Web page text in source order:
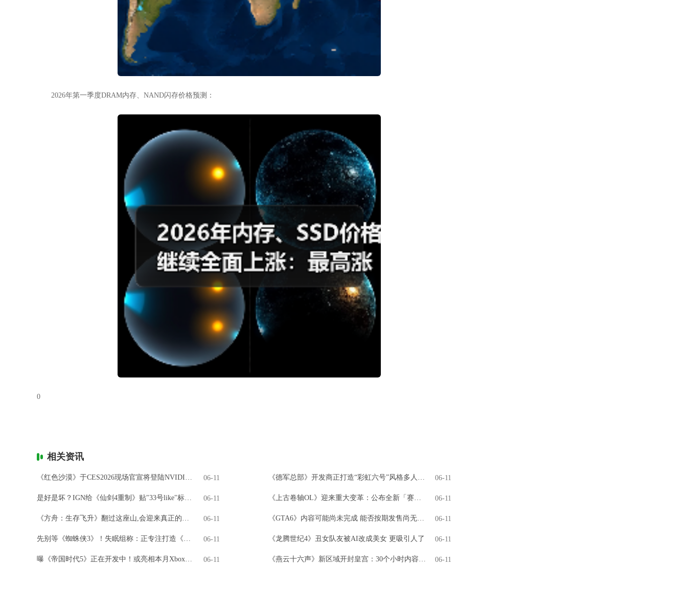
2026年第一季度DRAM内存、NAND闪存价格预测：
0
相关资讯
《红色沙漠》于CES2026现场官宣将登陆NVIDIA GeForce NOW 06-11 《德军总部》开发商正打造“彩虹六号”风格多人游戏 06-11
是好是坏？IGN给《仙剑4重制》贴"33号like"标签引热议 06-11 《上古卷轴OL》迎来重大变革：公布全新「赛季」模式，引领全新时代 06-11
《方舟：生存飞升》翻过这座山,会迎来真正的飞升吗? 06-11 《GTA6》内容可能尚未完成 能否按期发售尚无定论 06-11
先别等《蜘蛛侠3》！失眠组称：正专注打造《金刚狼》 06-11 《龙腾世纪4》丑女队友被AI改成美女 更吸引人了 06-11
曝《帝国时代5》正在开发中！或亮相本月Xbox直面会 06-11 《燕云十六声》新区域开封皇宫：30个小时内容 NPC超3000人 06-11